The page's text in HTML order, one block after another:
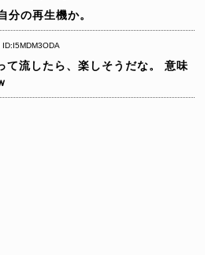
分の再生機か。
ID:I5MDM3ODA
流したら、楽しそうだな。
意味